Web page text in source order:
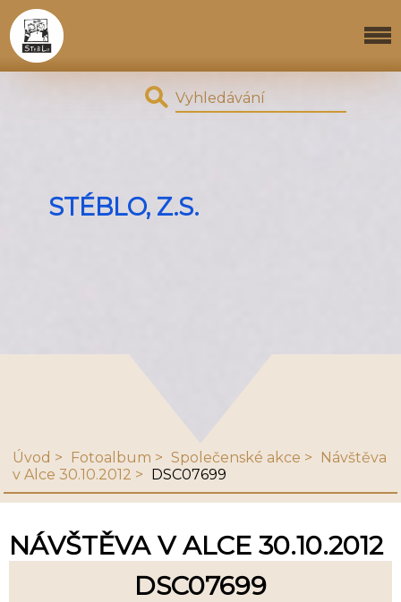
STÉBLO, Z.S.
Úvod Fotoalbum Společenské akce
Návštěva
v Alce 30.10.2012
DSC07699
NÁVŠTĚVA V ALCE 30.10.2012
DSC07699